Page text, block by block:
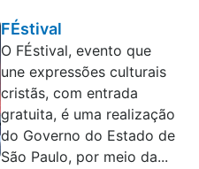
FÉstival
O FÉstival, evento que
une expressões culturais
cristãs, com entrada
gratuita, é uma realização
do Governo do Estado de
São Paulo, por meio da...